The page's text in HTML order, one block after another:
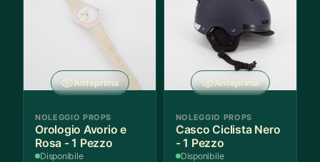
Anteprima
NOLEGGIO PROPS
Orologio Avorio e
Rosa - 1 Pezzo
Disponibile
Anteprima
NOLEGGIO PROPS
Casco Ciclista Nero
- 1 Pezzo
Disponibile